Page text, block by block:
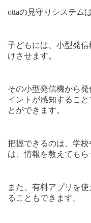
ottaの見守りシステム
子どもには、小型発
けさせます。
その小型発信機から
イントが感知するこ
とができます。
把握できるのは、学
は、情報を教えてもら
また、有料アプリを
ることもできます。